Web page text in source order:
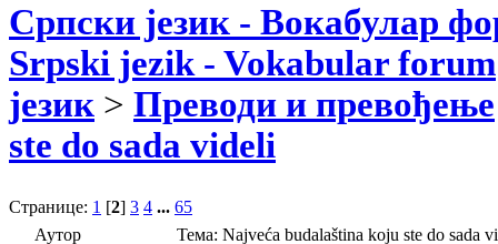
Српски језик - Вокабулар
Srpski jezik - Vokabular forum
језик > Преводи и превођење
ste do sada videli
Странице: 1 [2] 3 4 ... 65
Аутор
Тема: Najveća budalaština koju ste do sada